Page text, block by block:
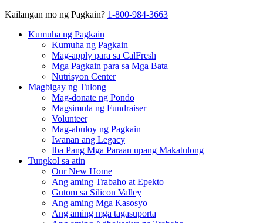
Kailangan mo ng Pagkain? 1-800-984-3663
Kumuha ng Pagkain
Kumuha ng Pagkain
Mag-apply para sa CalFresh
Mga Pagkain para sa Mga Bata
Nutrisyon Center
Magbigay ng Tulong
Mag-donate ng Pondo
Magsimula ng Fundraiser
Volunteer
Mag-abuloy ng Pagkain
Iwanan ang Legacy
Iba Pang Mga Paraan upang Makatulong
Tungkol sa atin
Our New Home
Ang aming Trabaho at Epekto
Gutom sa Silicon Valley
Ang aming Mga Kasosyo
Ang aming mga tagasuporta